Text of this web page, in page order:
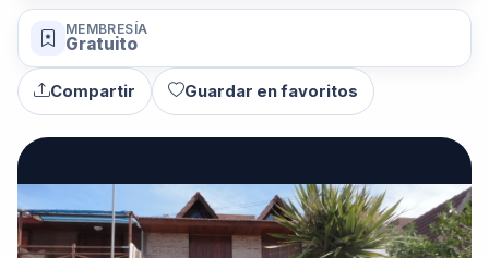
MEMBRESÍA
Gratuito
Compartir Guardar en favoritos